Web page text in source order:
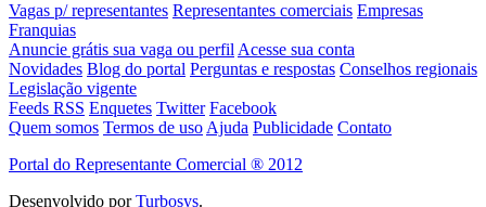
Vagas p/ representantes Representantes comerciais Empresas
Franquias
Anuncie grátis sua vaga ou perfil Acesse sua conta
Novidades Blog do portal Perguntas e respostas Conselhos regionais
Legislação vigente
Feeds RSS Enquetes Twitter Facebook
Quem somos Termos de uso Ajuda Publicidade Contato
Portal do Representante Comercial ® 2012
Desenvolvido porTurbosys.